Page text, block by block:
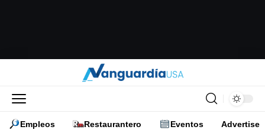
Empleos Restaurantero Eventos Advertise